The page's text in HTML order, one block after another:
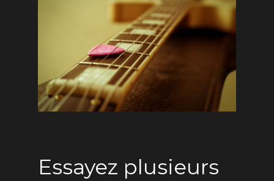
Essayez plusieurs